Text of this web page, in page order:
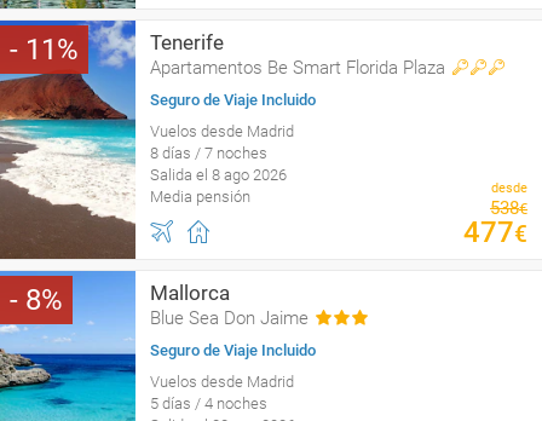
11 Tenerife
Apartamentos Be Smart Florida Plaza
Seguro de Viaje Incluido
Vuelos desde Madrid
8 días / 7 noches
Salida el 8 ago 2026
Media pensión
desde
538€
477€
8 Mallorca
Blue Sea Don Jaime
Seguro de Viaje Incluido
Vuelos desde Madrid
5 días / 4 noches